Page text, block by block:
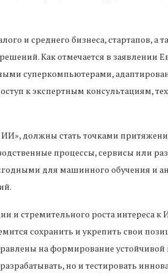
и среднего бизнеса, стартапов, а
Как отмечается в заявлении
суперкомпьютерами,
к экспертным консультациям,
должны стать точками
процессы, сервисы или
для машинного обучения и
и стремительного роста интереса
сохранить и укрепить свои
на формирование
но и тестировать